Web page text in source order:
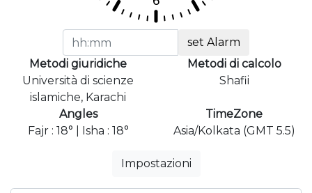
set Alarm
Metodi giuridiche
Università di scienze
islamiche, Karachi
Metodi di calcolo
Shafii
Angles
Fajr : 18° | Isha : 18°
TimeZone
Asia/Kolkata (GMT 5.5)
Impostazioni